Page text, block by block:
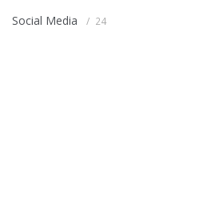
Social Media 24